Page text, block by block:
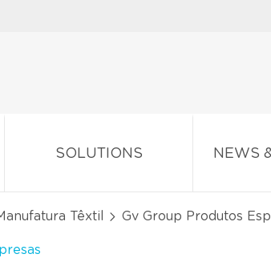
SOLUTIONS NEWS
Têxtil Gv Group Produtos